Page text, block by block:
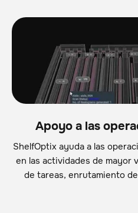
Apoyo a las
ShelfOptix ayuda a las
en las actividades de mayor
de tareas, enrutamiento